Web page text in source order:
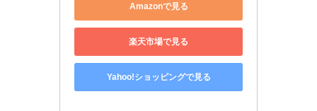
Amazonで見る
楽天市場で見る
Yahoo!ショッピングで見る